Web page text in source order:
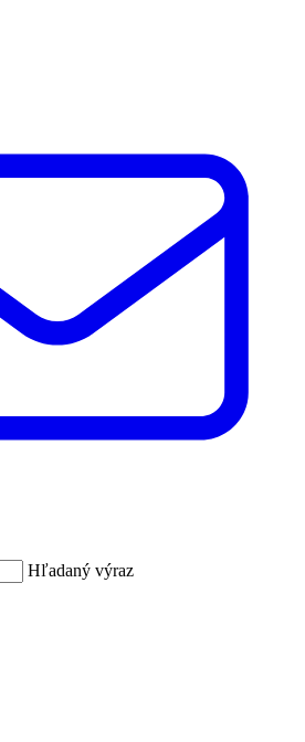
Hľadaný výraz